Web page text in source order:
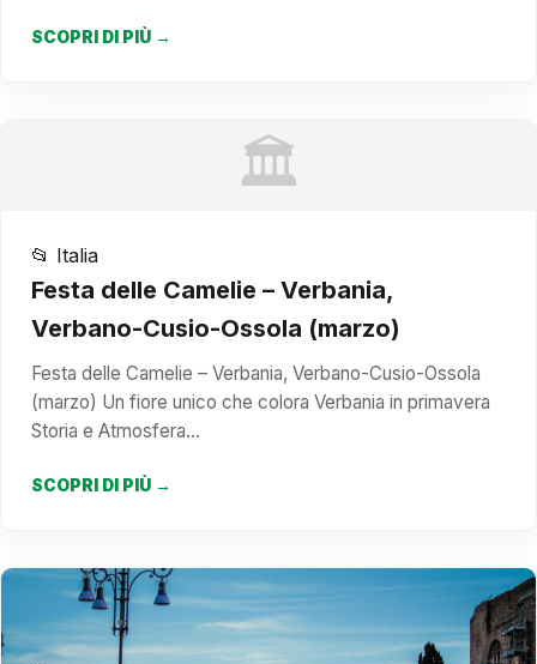
SCOPRI DI PIÙ →
🏛️
📂 Italia
Festa delle Camelie – Verbania,
Verbano-Cusio-Ossola (marzo)
Festa delle Camelie – Verbania, Verbano-Cusio-Ossola
(marzo) Un fiore unico che colora Verbania in primavera
Storia e Atmosfera…
SCOPRI DI PIÙ →